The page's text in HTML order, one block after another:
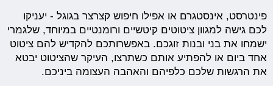
פינטרסט, אינסטגרם או אפילו חיפוש קצרצר בגוגל - יעניקו
לכם גישה למגוון ציטוטים קיטשיים ורומנטיים במיוחד, שלגמרי
ישמחו את בני ובנות זוגכם. באפשרותכם להקדיש להם ציטוט
אחד ביום או להפתיע אותם כשתרצו, העיקר שהציטוט יבטא
את הרגשות שלכם כלפיהם והאהבה העצומה ביניכם.